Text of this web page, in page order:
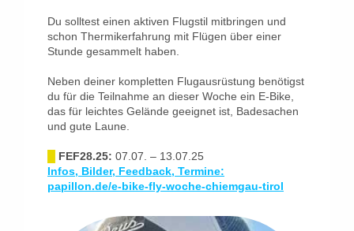
Du solltest einen aktiven Flugstil mitbringen und
schon Thermikerfahrung mit Flügen über einer
Stunde gesammelt haben.
Neben deiner kompletten Flugausrüstung benötigst
du für die Teilnahme an dieser Woche ein E-Bike,
das für leichtes Gelände geeignet ist, Badesachen
und gute Laune.
FEF28.25: 07.07. – 13.07.25
Infos, Bilder, Feedback, Termine:
papillon.de/e-bike-fly-woche-chiemgau-tirol